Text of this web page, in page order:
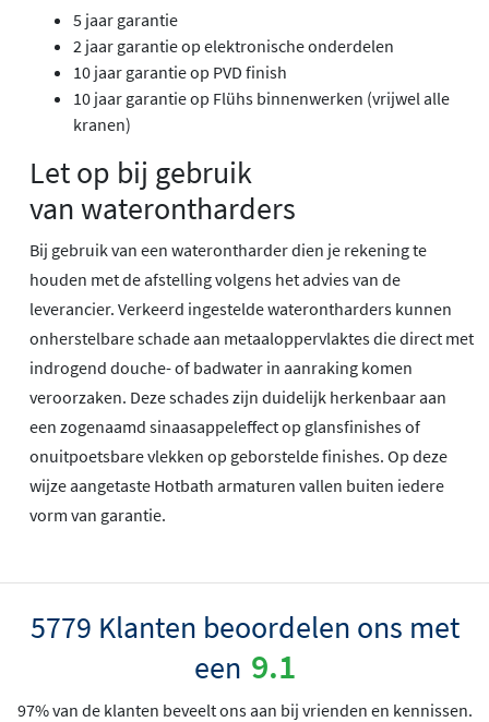
5 jaar garantie
2 jaar garantie op elektronische onderdelen
10 jaar garantie op PVD finish
10 jaar garantie op Flühs binnenwerken (vrijwel alle
kranen)
Let op bij gebruik
van waterontharders
Bij gebruik van een waterontharder dien je rekening te
houden met de afstelling volgens het advies van de
leverancier. Verkeerd ingestelde waterontharders kunnen
onherstelbare schade aan metaaloppervlaktes die direct met
indrogend douche- of badwater in aanraking komen
veroorzaken. Deze schades zijn duidelijk herkenbaar aan
een zogenaamd sinaasappeleffect op glansfinishes of
onuitpoetsbare vlekken op geborstelde finishes. Op deze
wijze aangetaste Hotbath armaturen vallen buiten iedere
vorm van garantie.
5779 Klanten beoordelen ons met
een 9.1
97% van de klanten beveelt ons aan bij vrienden en kennissen.